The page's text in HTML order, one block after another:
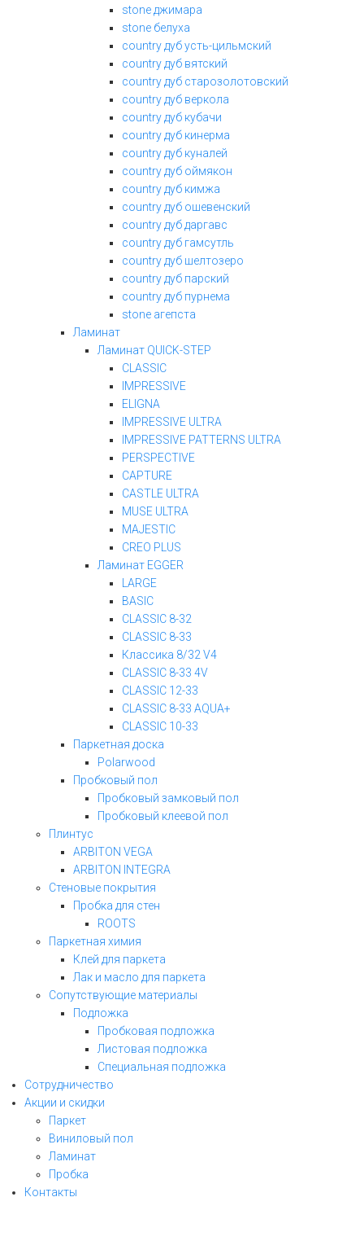
stone джимара
stone белуха
country дуб усть-цильмский
country дуб вятский
country дуб старозолотовский
country дуб веркола
country дуб кубачи
country дуб кинерма
country дуб куналей
country дуб оймякон
country дуб кимжа
country дуб ошевенский
country дуб даргавс
country дуб гамсутль
country дуб шелтозеро
country дуб парский
country дуб пурнема
stone агепста
Ламинат
Ламинат QUICK-STEP
CLASSIC
IMPRESSIVE
ELIGNA
IMPRESSIVE ULTRA
IMPRESSIVE PATTERNS ULTRA
PERSPECTIVE
CAPTURE
CASTLE ULTRA
MUSE ULTRA
MAJESTIC
CREO PLUS
Ламинат EGGER
LARGE
BASIC
CLASSIC 8-32
CLASSIC 8-33
Классика 8/32 V4
CLASSIC 8-33 4V
CLASSIC 12-33
CLASSIC 8-33 AQUA+
CLASSIC 10-33
Паркетная доска
Polarwood
Пробковый пол
Пробковый замковый пол
Пробковый клеевой пол
Плинтус
ARBITON VEGA
ARBITON INTEGRA
Стеновые покрытия
Пробка для стен
ROOTS
Паркетная химия
Клей для паркета
Лак и масло для паркета
Сопутствующие материалы
Подложка
Пробковая подложка
Листовая подложка
Специальная подложка
Сотрудничество
Акции и скидки
Паркет
Виниловый пол
Ламинат
Пробка
Контакты
заполните форму и мы свяжемся с Вами